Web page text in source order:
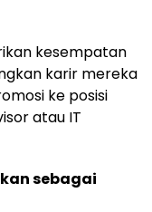
kesempatan
karir mereka
ke posisi
atau IT
sebagai